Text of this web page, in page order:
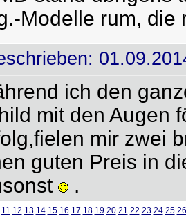
Modelle rum, die
ich den
mit den Augen
mir zwei
guten Preis in
.
11 12 13 14 15 16 17 18 19 20 21 22 23 24 25 26